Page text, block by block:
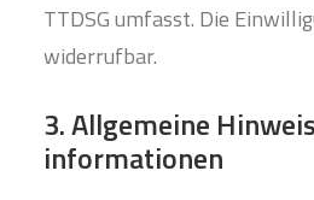
TTDSG umfasst. Die
widerrufbar.
3. Allgemeine
informationen